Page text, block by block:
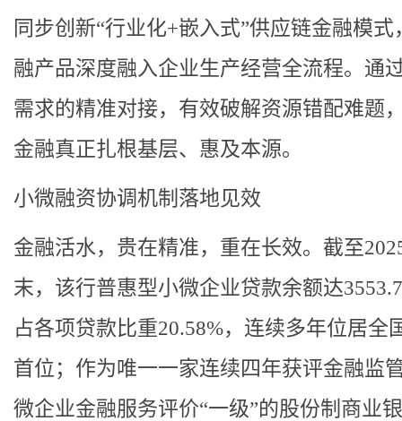
同步创新“行业化+嵌入式”供应链金融模式
融产品深度融入企业生产经营全流程。通
需求的精准对接，有效破解资源错配难题
金融真正扎根基层、惠及本源。
小微融资协调机制落地见效
金融活水，贵在精准，重在长效。截至
末，该行普惠型小微企业贷款余额达
占各项贷款比重20.58%，连续多年位居全
首位；作为唯一一家连续四年获评金融监
微企业金融服务评价“一级”的股份制商业